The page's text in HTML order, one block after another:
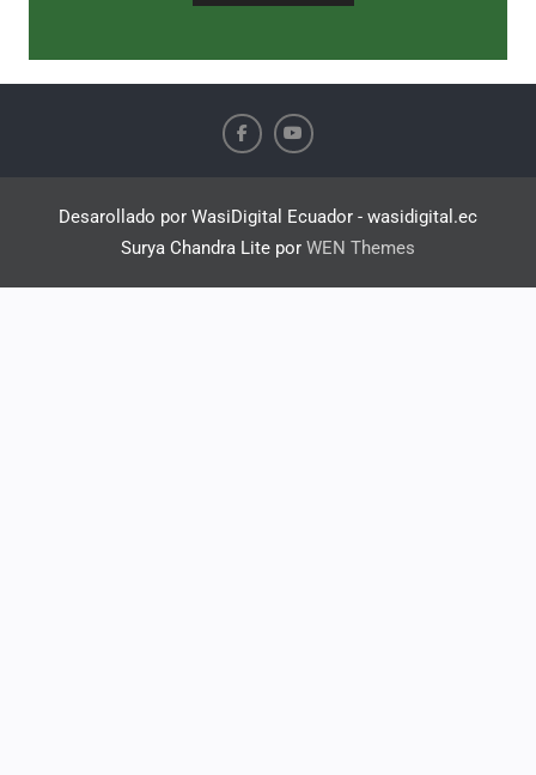
Desarollado por WasiDigital Ecuador - wasidigital.ec
Surya Chandra Lite por WEN Themes